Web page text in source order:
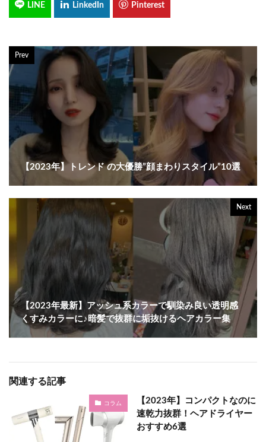
Prev
【2023年】トレンド の大優勝”顔まわりスタイル”10選
Next
【2023年最新】アッシュ系カラーで馴染み良い透明感
くすみカラーに♪暗髪で抜群に垢抜けるヘアカラー集
関連する記事
コラム
【2023年】コンパクトなのに
速乾力抜群！ヘアドライヤー
おすすめ6選